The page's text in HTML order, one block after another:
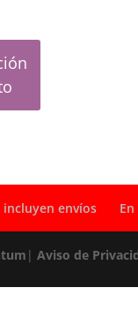
envíos
|Aviso de